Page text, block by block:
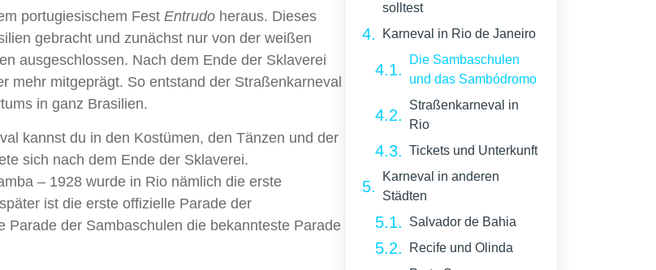
portugiesischem Fest Entrudo heraus. Dieses
gebracht und zunächst nur von der weißen
ausgeschlossen. Nach dem Ende der Sklaverei
mehr mitgeprägt. So entstand der Straßenkarneval
in ganz Brasilien.
kannst du in den Kostümen, den Tänzen und der
sich nach dem Ende der Sklaverei.
– 1928 wurde in Rio nämlich die erste
ist die erste offizielle Parade der
der Sambaschulen die bekannteste Parade
solltest
Karneval in Rio de Janeiro
Die Sambaschulen
und das Sambódromo
Straßenkarneval in
Rio
Tickets und Unterkunft
Karneval in anderen
Städten
Salvador de Bahia
Recife und Olinda